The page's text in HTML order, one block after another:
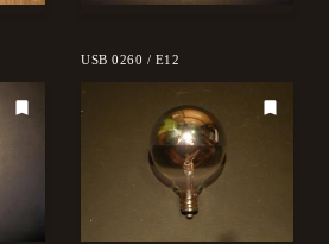
USB 0260 / E12